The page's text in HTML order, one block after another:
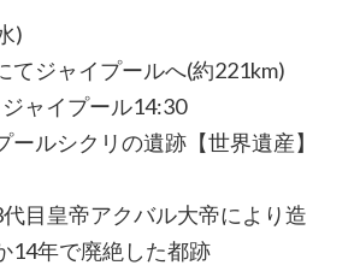
)
てジャイプールへ(約221km)
ャイプール14:30
ールシクリの遺跡【世界遺産】
目皇帝アクバル大帝により造
14年で廃絶した都跡